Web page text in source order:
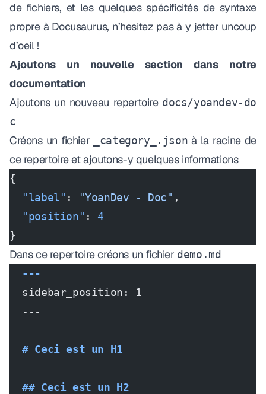
de fichiers, et les quelques spécificités de syntaxe
propre à Docusaurus, n’hesitez pas à y jetter uncoup
d’oeil !
Ajoutons un nouvelle section dans notre
documentation
Ajoutons un nouveau repertoire docs/yoandev-do
c
Créons un fichier _category_.json à la racine de
ce repertoire et ajoutons-y quelques informations
{
  "label"
: "YoanDev - Doc" ,
  "position"
: 4
}
Dans ce repertoire créons un fichier demo.md
  ---
  sidebar_position: 1
  ---
  # Ceci est un H1
  ## Ceci est un H2